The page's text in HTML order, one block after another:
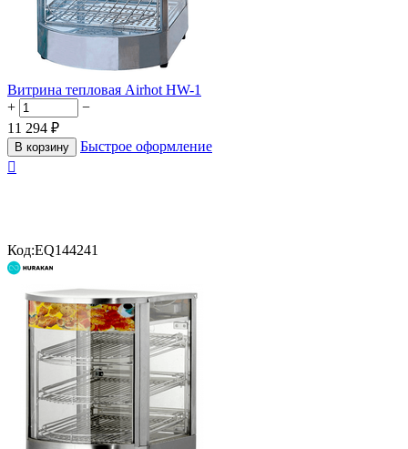
Витрина тепловая Airhot HW-1
+
−
11 294 ₽
В корзину
Быстрое оформление

Код:EQ144241